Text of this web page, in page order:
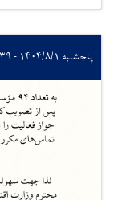
پنجشنبه ۱۴۰۴/۸/۱ - ۱۱:۳۹